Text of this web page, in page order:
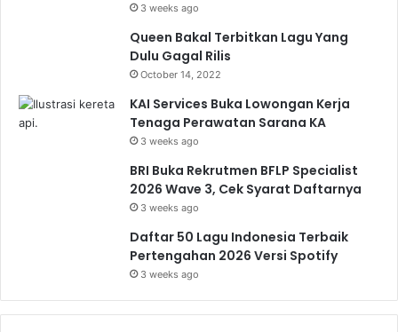
3 weeks ago
Queen Bakal Terbitkan Lagu Yang
Dulu Gagal Rilis
October 14, 2022
KAI Services Buka Lowongan Kerja
Tenaga Perawatan Sarana KA
3 weeks ago
BRI Buka Rekrutmen BFLP Specialist
2026 Wave 3, Cek Syarat Daftarnya
3 weeks ago
Daftar 50 Lagu Indonesia Terbaik
Pertengahan 2026 Versi Spotify
3 weeks ago